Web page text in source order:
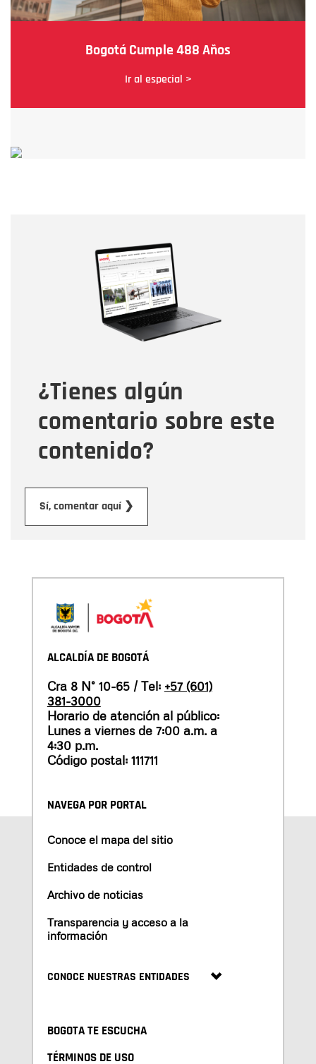
Bogotá Cumple 488 Años
Ir al especial >
¿Tienes algún
comentario sobre este
contenido?
Sí, comentar aquí ❯
Correo electrónico
Tipo de comentario
Mensaje
ALCALDÍA DE BOGOTÁ
Cra 8 N° 10-65 / Tel: +57 (601)
381-3000
Horario de atención al público:
Lunes a viernes de 7:00 a.m. a
4:30 p.m.
Código postal: 111711
NAVEGA POR PORTAL
Conoce el mapa del sitio
Entidades de control
Archivo de noticias
Transparencia y acceso a la
información
CONOCE NUESTRAS ENTIDADES
BOGOTA TE ESCUCHA
TÉRMINOS DE USO